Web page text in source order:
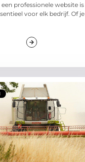
professionele website is
voor elk bedrijf. Of je